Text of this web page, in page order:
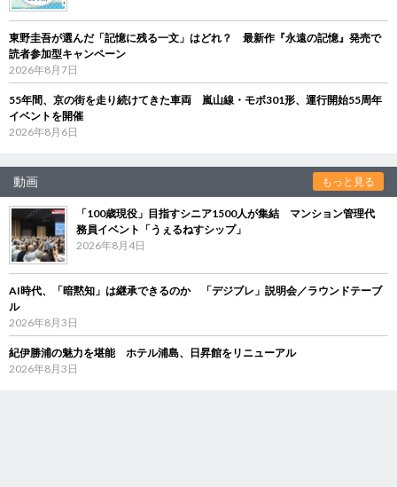
東野圭吾が選んだ「記憶に残る一文」はどれ？ 最新作『永遠の記憶』発売で
読者参加型キャンペーン
2026年8月7日
55年間、京の街を走り続けてきた車両 嵐山線・モボ301形、運行開始55周年
イベントを開催
2026年8月6日
動画 もっと見る
「100歳現役」目指すシニア1500人が集結 マンション管理代
務員イベント「うぇるねすシップ」
2026年8月4日
AI時代、「暗黙知」は継承できるのか 「デジブレ」説明会／ラウンドテーブ
ル
2026年8月3日
紀伊勝浦の魅力を堪能 ホテル浦島、日昇館をリニューアル
2026年8月3日